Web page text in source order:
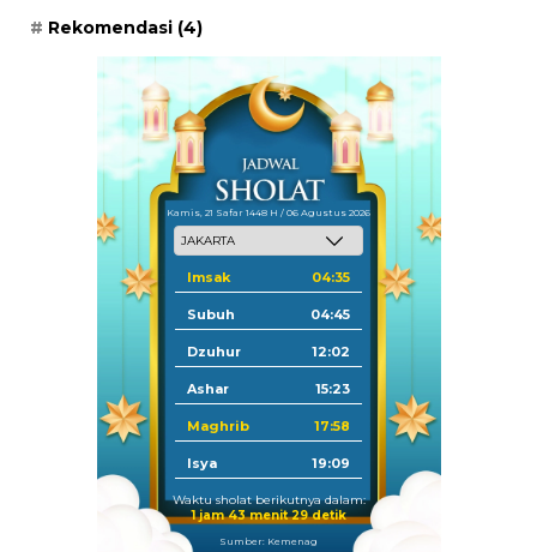
Rekomendasi (4)
Kamis, 21 Safar 1448 H / 06 Agustus 2026
Imsak 04:35
Subuh 04:45
Dzuhur 12:02
Ashar 15:23
Maghrib 17:58
Isya 19:09
Waktu sholat berikutnya dalam:
1 jam 43 menit 29 detik
Sumber: Kemenag